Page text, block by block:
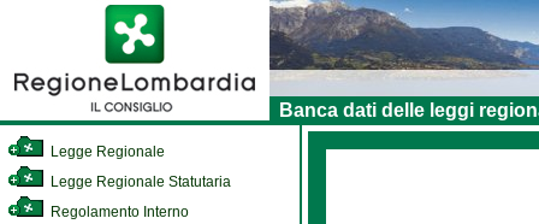
Banca dati delle leggi
Legge Regionale
Legge Regionale Statutaria
Regolamento Interno